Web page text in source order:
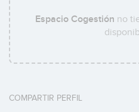
Espacio Cogestión no
COMPARTIR PERFIL